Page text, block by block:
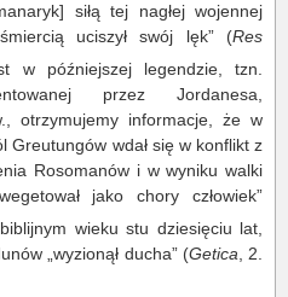
siłą tej nagłej wojennej
uciszył swój lęk” (Res
w późniejszej legendzie, tzn.
przez Jordanesa,
otrzymujemy informacje, że w
Greutungów wdał się w konflikt z
Rosomanów i w wyniku walki
jako chory człowiek”
wieku stu dziesięciu lat,
„wyzionął ducha” (Getica, 2.